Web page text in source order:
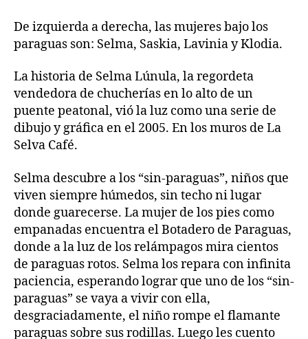
De izquierda a derecha, las mujeres bajo los
paraguas son: Selma, Saskia, Lavinia y Klodia.
La historia de Selma Lúnula, la regordeta
vendedora de chucherías en lo alto de un
puente peatonal, vió la luz como una serie de
dibujo y gráfica en el 2005. En los muros de La
Selva Café.
Selma descubre a los “sin-paraguas”, niños que
viven siempre húmedos, sin techo ni lugar
donde guarecerse. La mujer de los pies como
empanadas encuentra el Botadero de Paraguas,
donde a la luz de los relámpagos mira cientos
de paraguas rotos. Selma los repara con infinita
paciencia, esperando lograr que uno de los “sin-
paraguas” se vaya a vivir con ella,
desgraciadamente, el niño rompe el flamante
paraguas sobre sus rodillas. Luego les cuento